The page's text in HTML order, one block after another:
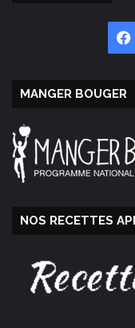
MANGER BOUGER
NOS RECETTES